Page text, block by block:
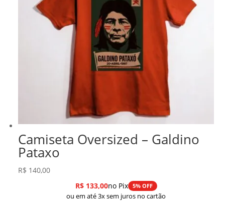
Camiseta Oversized – Galdino
Pataxo
R$ 140,00
R$133,00no Pix 5% OFF
ou em até 3x sem juros no cartão